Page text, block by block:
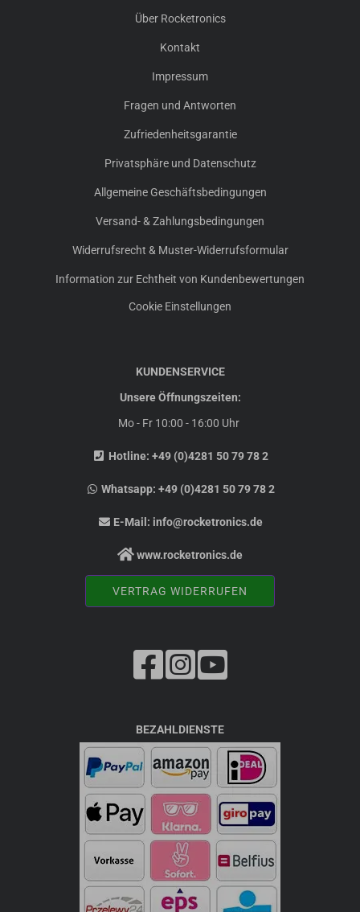
Über Rocketronics
Kontakt
Impressum
Fragen und Antworten
Zufriedenheitsgarantie
Privatsphäre und Datenschutz
Allgemeine Geschäftsbedingungen
Versand- & Zahlungsbedingungen
Widerrufsrecht & Muster-Widerrufsformular
Information zur Echtheit von Kundenbewertungen
Cookie Einstellungen
KUNDENSERVICE
Unsere Öffnungszeiten:
Mo - Fr 10:00 - 16:00 Uhr
Hotline: +49 (0)4281 50 79 78 2
Whatsapp:+49 (0)4281 50 79 78 2
E-Mail: info@rocketronics.de
www.rocketronics.de
VERTRAG WIDERRUFEN
BEZAHLDIENSTE